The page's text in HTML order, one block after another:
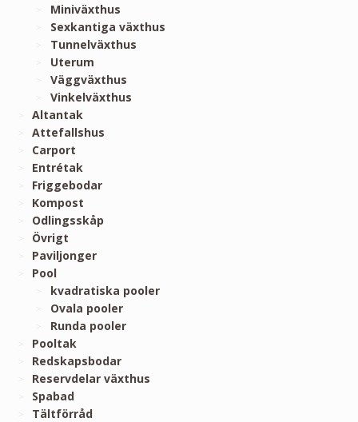
Miniväxthus
Sexkantiga växthus
Tunnelväxthus
Uterum
Väggväxthus
Vinkelväxthus
Altantak
Attefallshus
Carport
Entrétak
Friggebodar
Kompost
Odlingsskåp
Övrigt
Paviljonger
Pool
kvadratiska pooler
Ovala pooler
Runda pooler
Pooltak
Redskapsbodar
Reservdelar växthus
Spabad
Tältförråd